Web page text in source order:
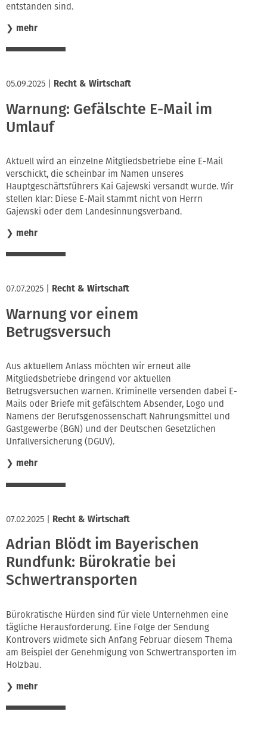
entstanden sind.
❯ mehr
05.09.2025 Recht & Wirtschaft
Warnung: Gefälschte E-Mail im
Umlauf
Aktuell wird an einzelne Mitgliedsbetriebe eine E-Mail
verschickt, die scheinbar im Namen unseres
Hauptgeschäftsführers Kai Gajewski versandt wurde. Wir
stellen klar: Diese E-Mail stammt nicht von Herrn
Gajewski oder dem Landesinnungsverband.
❯ mehr
07.07.2025 Recht & Wirtschaft
Warnung vor einem
Betrugsversuch
Aus aktuellem Anlass möchten wir erneut alle
Mitgliedsbetriebe dringend vor aktuellen
Betrugsversuchen warnen. Kriminelle versenden dabei E-
Mails oder Briefe mit gefälschtem Absender, Logo und
Namens der Berufsgenossenschaft Nahrungsmittel und
Gastgewerbe (BGN) und der Deutschen Gesetzlichen
Unfallversicherung (DGUV).
❯ mehr
07.02.2025 Recht & Wirtschaft
Adrian Blödt im Bayerischen
Rundfunk: Bürokratie bei
Schwertransporten
Bürokratische Hürden sind für viele Unternehmen eine
tägliche Herausforderung. Eine Folge der Sendung
Kontrovers widmete sich Anfang Februar diesem Thema
am Beispiel der Genehmigung von Schwertransporten im
Holzbau.
❯ mehr